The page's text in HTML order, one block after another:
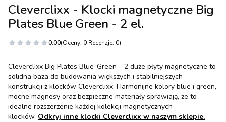
Cleverclixx - Klocki magnetyczne Big
Plates Blue Green - 2 el.
0.00(Oceny: 0 Recenzje: 0)
Cleverclixx Big Plates Blue-Green – 2 duże płyty magnetyczne to
solidna baza do budowania większych i stabilniejszych
konstrukcji z klocków Cleverclixx. Harmonijne kolory blue i green,
mocne magnesy oraz bezpieczne materiały sprawiają, że to
idealne rozszerzenie każdej kolekcji magnetycznych
klocków. Odkryj inne klocki Cleverclixx w naszym sklepie.